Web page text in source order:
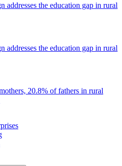
addresses the education gap in rural
addresses the education gap in rural
20.8% of fathers in rural